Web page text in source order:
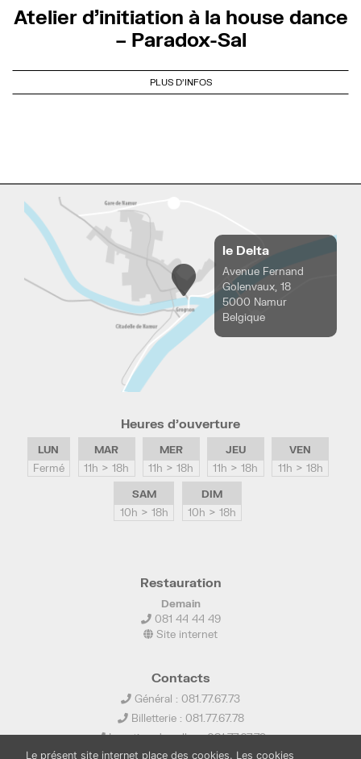
Atelier d’initiation à la house dance
– Paradox-Sal
PLUS D'INFOS
le Delta
Avenue Fernand
Golenvaux, 18
5000 Namur
Belgique
Heures d’ouverture
LUN
Fermé
MAR
11h > 18h
MER
11h > 18h
JEU
11h > 18h
VEN
11h > 18h
SAM
10h > 18h
DIM
10h > 18h
Restauration
Demain
081 44 44 49
Site internet
Contacts
Général : 081.77.67.73
Billetterie : 081.77.67.78
Location de salles : 081.77.67.79
info@ledelta.be
Le présent site internet place des cookies. Les cookies